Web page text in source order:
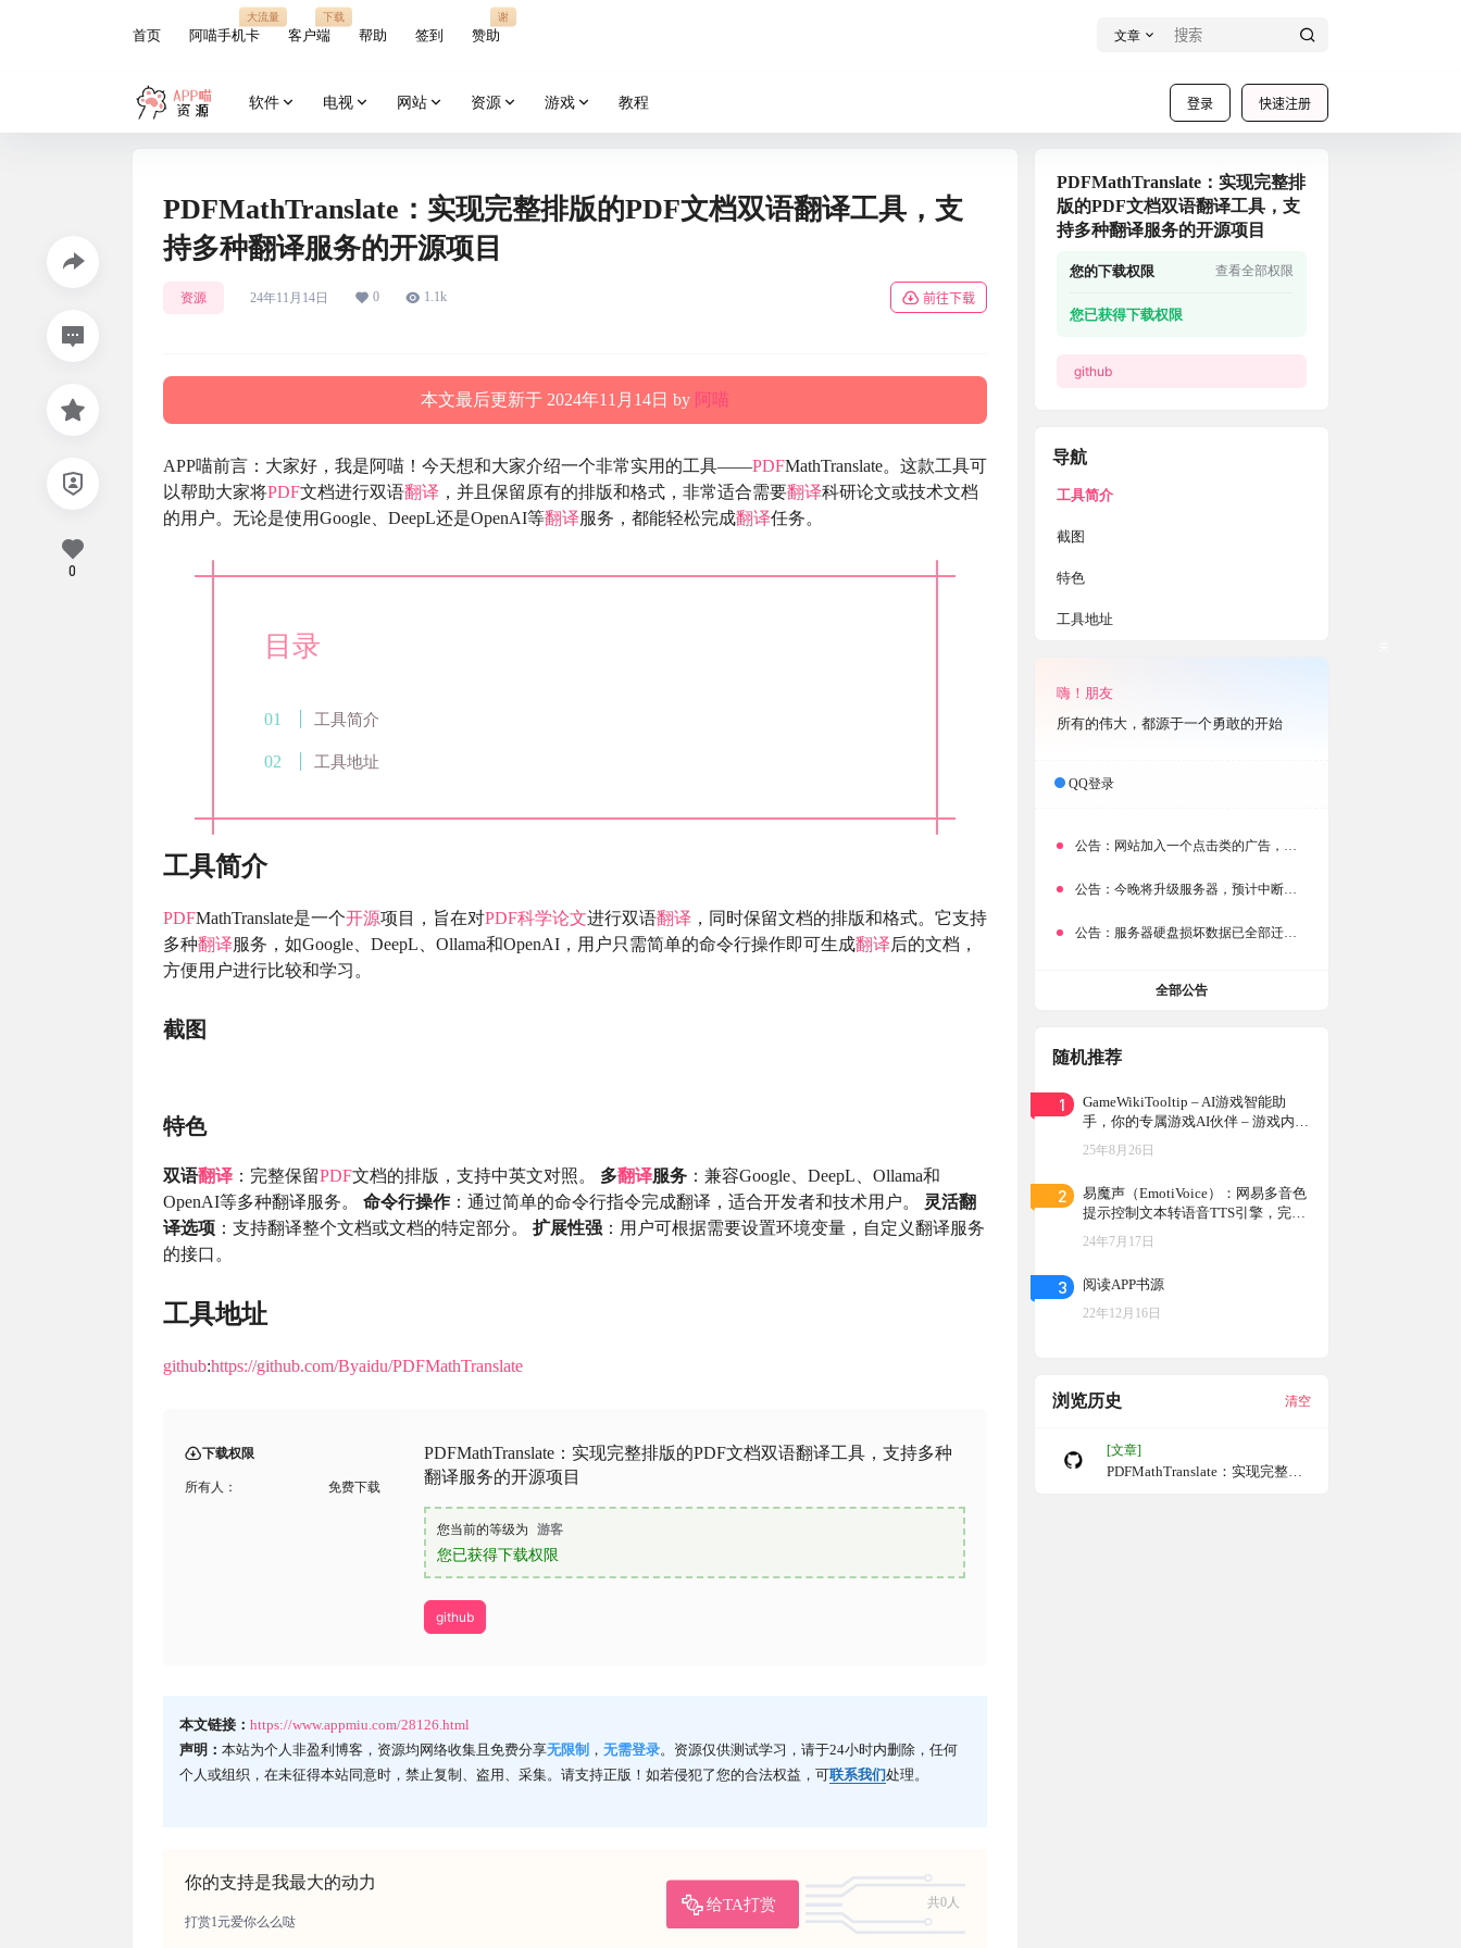
首页 阿喵手机卡
大流量
客户端
下载
帮助 签到 赞助
谢
文章
登录 快速注册
软件 电视 网站 资源 游戏 教程
PDFMathTranslate：实现完整排版的PDF文档双语翻译工具，支
持多种翻译服务的开源项目
资源 24年11月14日 0 1.1k 前往下载
本文最后更新于 2024年11月14日 by 阿喵
APP喵前言：大家好，我是阿喵！今天想和大家介绍一个非常实用的工具——PDFMathTranslate。这款工具可
以帮助大家将PDF文档进行双语翻译 ，并且保留原有的排版和格式，非常适合需要翻译科研论文或技术文档
的用户。无论是使用Google、DeepL还是OpenAI等翻译服务，都能轻松完成翻译任务。
目录
工具简介
工具地址
工具简介
PDFMathTranslate是一个开源项目，旨在对PDF科学论文进行双语翻译 ，同时保留文档的排版和格式。它支持
多种翻译服务，如Google、DeepL、Ollama和OpenAI，用户只需简单的命令行操作即可生成翻译后的文档，
方便用户进行比较和学习。
截图
特色
双语翻译 ：完整保留PDF文档的排版，支持中英文对照。 多翻译服务 ：兼容Google、DeepL、Ollama和
OpenAI等多种翻译服务。 命令行操作：通过简单的命令行指令完成翻译，适合开发者和技术用户。
灵活翻
译选项 ：支持翻译整个文档或文档的特定部分。 扩展性强 ：用户可根据需要设置环境变量，自定义翻译服务
的接口。
工具地址
github:https://github.com/Byaidu/PDFMathTranslate
下载权限
所有人： 免费下载
PDFMathTranslate：实现完整排版的PDF文档双语翻译工具，支持多种
翻译服务的开源项目
您当前的等级为 游客
您已获得下载权限
github
本文链接： https://www.appmiu.com/28126.html
声明： 本站为个人非盈利博客，资源均网络收集且免费分享无限制 ， 无需登录。资源仅供测试学习，请于24小时内删除，任何
个人或组织，在未征得本站同意时，禁止复制、盗用、采集。请支持正版！如若侵犯了您的合法权益，可联系我们处理。
你的支持是我最大的动力
给TA打赏
共0人
打赏1元爱你么么哒
0
PDFMathTranslate：实现完整排
版的PDF文档双语翻译工具，支
持多种翻译服务的开源项目
您的下载权限 查看全部权限
您已获得下载权限
github
导航
工具简介
截图
特色
工具地址
嗨！朋友
所有的伟大，都源于一个勇敢的开始
QQ登录
公告： 网站加入一个点击类的广告，大家点击下载按钮需要注意
公告： 今晚将升级服务器，预计中断时常为1分钟
公告： 服务器硬盘损坏数据已全部迁移备份，网站恢复完成！
全部公告
随机推荐
1
GameWikiTooltip – AI游戏智能助
手，你的专属游戏AI伙伴 – 游戏内Wi
ki悬浮窗 + AI知识库问答，游戏中即
时获取攻略
25年8月26日
2
易魔声（EmotiVoice）：网易多音色
提示控制文本转语音TTS引擎，完全
免费
24年7月17日
3 阅读APP书源
22年12月16日
浏览历史 清空
[文章]
PDFMathTranslate：实现完整排